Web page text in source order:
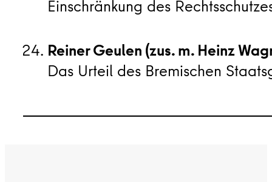
Einschränkung des
Reiner Geulen (zus. m. Heinz
Das Urteil des Bremischen